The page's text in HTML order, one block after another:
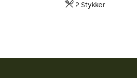
2 Stykker